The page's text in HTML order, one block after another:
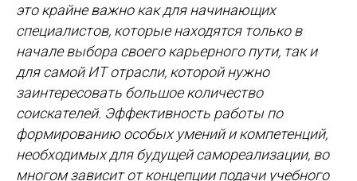
это крайне важно как для начинающих
специалистов, которые находятся только в
начале выбора своего карьерного пути, так и
для самой ИТ отрасли, которой нужно
заинтересовать большое количество
соискателей. Эффективность работы по
формированию особых умений и компетенций,
необходимых для будущей самореализации, во
многом зависит от концепции подачи учебного